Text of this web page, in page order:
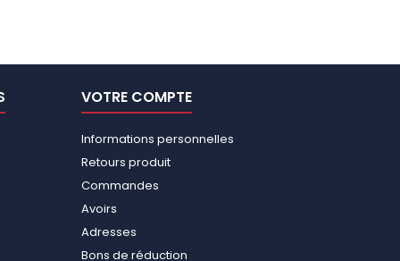
VOTRE COMPTE
Informations personnelles
Retours produit
Commandes
Avoirs
Adresses
Bons de réduction